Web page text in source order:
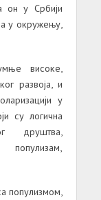
он у Србији
у окружењу,
високе,
развоја, и
у
су логична
друштва,
популизмом,